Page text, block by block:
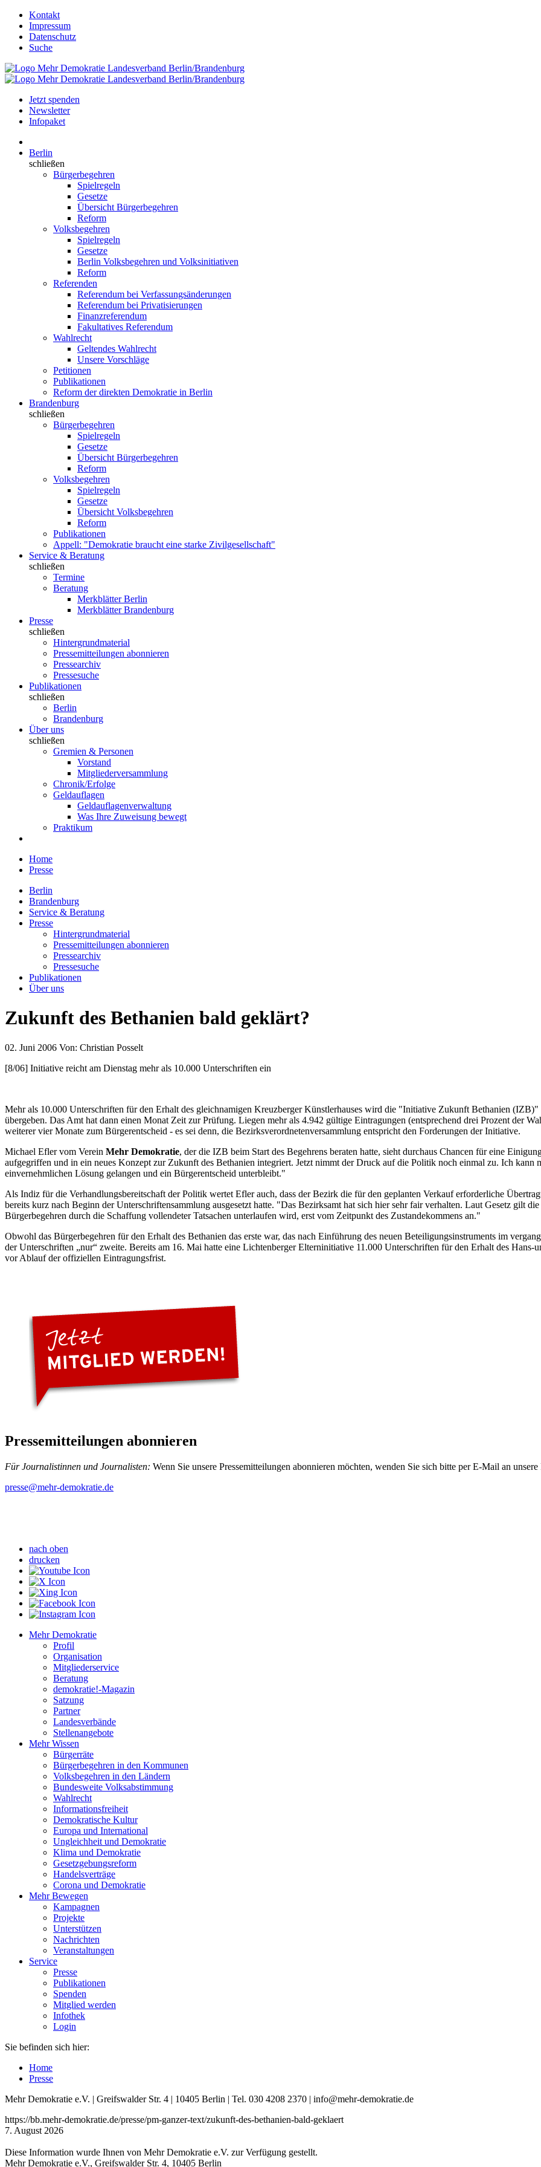
Kontakt
Impressum
Datenschutz
Suche
Jetzt spenden
Newsletter
Infopaket
Berlin
schließen
Bürgerbegehren
Spielregeln
Gesetze
Übersicht Bürgerbegehren
Reform
Volksbegehren
Spielregeln
Gesetze
Berlin Volksbegehren und Volksinitiativen
Reform
Referenden
Referendum bei Verfassungsänderungen
Referendum bei Privatisierungen
Finanzreferendum
Fakultatives Referendum
Wahlrecht
Geltendes Wahlrecht
Unsere Vorschläge
Petitionen
Publikationen
Reform der direkten Demokratie in Berlin
Brandenburg
schließen
Bürgerbegehren
Spielregeln
Gesetze
Übersicht Bürgerbegehren
Reform
Volksbegehren
Spielregeln
Gesetze
Übersicht Volksbegehren
Reform
Publikationen
Appell: "Demokratie braucht eine starke Zivilgesellschaft"
Service & Beratung
schließen
Termine
Beratung
Merkblätter Berlin
Merkblätter Brandenburg
Presse
schließen
Hintergrundmaterial
Pressemitteilungen abonnieren
Pressearchiv
Pressesuche
Publikationen
schließen
Berlin
Brandenburg
Über uns
schließen
Gremien & Personen
Vorstand
Mitgliederversammlung
Chronik/Erfolge
Geldauflagen
Geldauflagenverwaltung
Was Ihre Zuweisung bewegt
Praktikum
Home
Presse
Berlin
Brandenburg
Service & Beratung
Presse
Hintergrundmaterial
Pressemitteilungen abonnieren
Pressearchiv
Pressesuche
Publikationen
Über uns
Zukunft des Bethanien bald geklärt?
02. Juni 2006 Von: Christian Posselt
[8/06] Initiative reicht am Dienstag mehr als 10.000 Unterschriften ein
Mehr als 10.000 Unterschriften für den Erhalt des gleichnamigen Kreuzberger Künstlerhauses wird die "Initiative Zukunft Bethanien
übergeben. Das Amt hat dann einen Monat Zeit zur Prüfung. Liegen mehr als 4.942 gültige Eintragungen (entsprechend drei Prozent der
weiterer vier Monate zum Bürgerentscheid - es sei denn, die Bezirksverordnetenversammlung entspricht den Forderungen der Initiative.
Michael Efler vom Verein Mehr Demokratie, der die IZB beim Start des Begehrens beraten hatte, sieht durchaus Chancen für eine
aufgegriffen und in ein neues Konzept zur Zukunft des Bethanien integriert. Jetzt nimmt der Druck auf die Politik noch einmal zu. Ich kann
einvernehmlichen Lösung gelangen und ein Bürgerentscheid unterbleibt."
Als Indiz für die Verhandlungsbereitschaft der Politik wertet Efler auch, dass der Bezirk die für den geplanten Verkauf erforderliche
bereits kurz nach Beginn der Unterschriftensammlung ausgesetzt hatte. "Das Bezirksamt hat sich hier sehr fair verhalten. Laut Gesetz gilt
Bürgerbegehren durch die Schaffung vollendeter Tatsachen unterlaufen wird, erst vom Zeitpunkt des Zustandekommens an."
Obwohl das Bürgerbegehren für den Erhalt des Bethanien das erste war, das nach Einführung des neuen Beteiligungsinstruments im
der Unterschriften „nur“ zweite. Bereits am 16. Mai hatte eine Lichtenberger Elterninitiative 11.000 Unterschriften für den Erhalt des
vor Ablauf der offiziellen Eintragungsfrist.
Pressemitteilungen abonnieren
Für Journalistinnen und Journalisten: Wenn Sie unsere Pressemitteilungen abonnieren möchten, wenden Sie sich bitte per E-Mail an unsere
presse@mehr-demokratie.de
nach oben
drucken
Mehr Demokratie
Profil
Organisation
Mitgliederservice
Beratung
demokratie!-Magazin
Satzung
Partner
Landesverbände
Stellenangebote
Mehr Wissen
Bürgerräte
Bürgerbegehren in den Kommunen
Volksbegehren in den Ländern
Bundesweite Volksabstimmung
Wahlrecht
Informationsfreiheit
Demokratische Kultur
Europa und International
Ungleichheit und Demokratie
Klima und Demokratie
Gesetzgebungsreform
Handelsverträge
Corona und Demokratie
Mehr Bewegen
Kampagnen
Projekte
Unterstützen
Nachrichten
Veranstaltungen
Service
Presse
Publikationen
Spenden
Mitglied werden
Infothek
Login
Sie befinden sich hier:
Home
Presse
Mehr Demokratie e.V. | Greifswalder Str. 4 | 10405 Berlin | Tel. 030 4208 2370 | info@mehr-demokratie.de
https://bb.mehr-demokratie.de/presse/pm-ganzer-text/zukunft-des-bethanien-bald-geklaert
7. August 2026
Diese Information wurde Ihnen von Mehr Demokratie e.V. zur Verfügung gestellt.
Mehr Demokratie e.V., Greifswalder Str. 4, 10405 Berlin